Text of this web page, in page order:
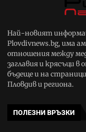
Най-новият
Plovdivnews.bg, има
отношения между
заглавия и крясъци
бъдеще и на
Пловдив и региона.
ПОЛЕЗНИ ВРЪЗКИ